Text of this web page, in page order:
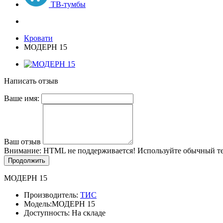
ТВ-тумбы
Кровати
МОДЕРН 15
Написать отзыв
Ваше имя:
Ваш отзыв
Внимание: HTML не поддерживается! Используйте обычный
Продолжить
МОДЕРН 15
Производитель: ТИС
Модель:МОДЕРН 15
Доступность: На складе